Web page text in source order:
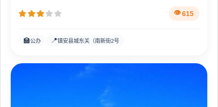
615
🏫公办 📍镇安县城东关（南新街2号